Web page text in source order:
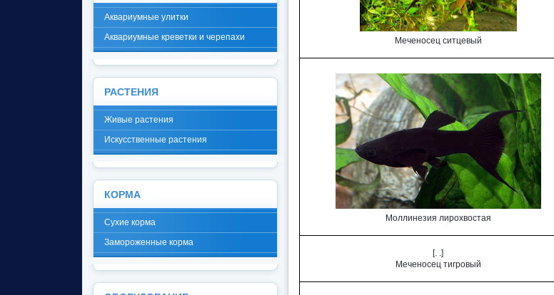
Меченосец ситцевый
Моллинезия лирохвостая
[. .]
Меченосец тигровый
Аквариумные улитки
Аквариумные креветки и черепахи
РАСТЕНИЯ
Живые растения
Искусственные растения
КОРМА
Сухие корма
Замороженные корма